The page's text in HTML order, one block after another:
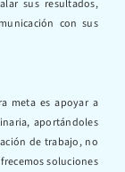
sus resultados,
con sus
meta es apoyar a
aportándoles
de trabajo, no
soluciones